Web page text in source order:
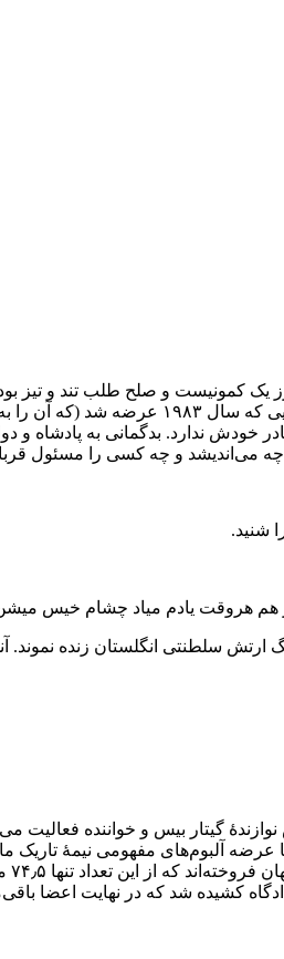
داشت، کشته شد. راجر به این فقدان در
خودش ندارد. بدگمانی به پادشاه
چه می‌اندیشد و چه کسی را مسئول
شنید.
هروقت یادم میاد چشام خیس
سلطنتی انگلستان زنده نموند.
فلوید و در پوشش نوازندهٔ گیتار بیس و
دههٔ ۷۰ میلادی همراه با پینک فلوید، با عرضه